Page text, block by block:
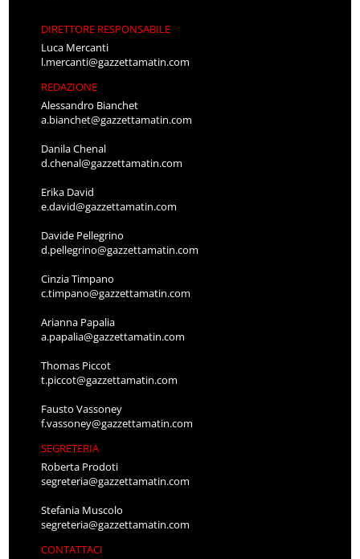
DIRETTORE RESPONSABILE
Luca Mercanti
l.mercanti@gazzettamatin.com
REDAZIONE
Alessandro Bianchet
a.bianchet@gazzettamatin.com
Danila Chenal
d.chenal@gazzettamatin.com
Erika David
e.david@gazzettamatin.com
Davide Pellegrino
d.pellegrino@gazzettamatin.com
Cinzia Timpano
c.timpano@gazzettamatin.com
Arianna Papalia
a.papalia@gazzettamatin.com
Thomas Piccot
t.piccot@gazzettamatin.com
Fausto Vassoney
f.vassoney@gazzettamatin.com
SEGRETERIA
Roberta Prodoti
segreteria@gazzettamatin.com
Stefania Muscolo
segreteria@gazzettamatin.com
CONTATTACI